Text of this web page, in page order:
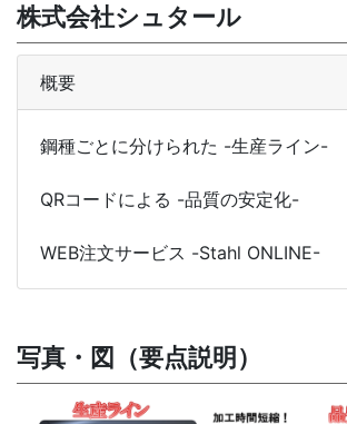
株式会社シュタール
概要
鋼種ごとに分けられた -生産ライン-
QRコードによる -品質の安定化-
WEB注文サービス -Stahl ONLINE-
写真・図（要点説明）